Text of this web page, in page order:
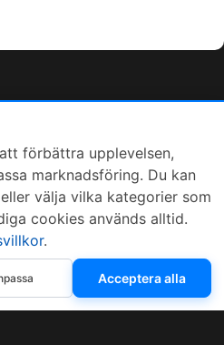
förbättra upplevelsen,
marknadsföring. Du kan
välja vilka kategorier som
cookies används alltid.
.
Acceptera alla
sålda dieselbox